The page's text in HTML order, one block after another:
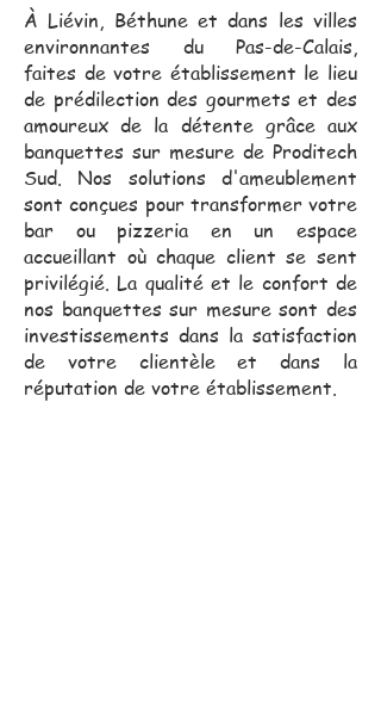
À Liévin, Béthune et dans les villes
environnantes du Pas-de-Calais,
faites de votre établissement le lieu
de prédilection des gourmets et des
amoureux de la détente grâce aux
banquettes sur mesure de Proditech
Sud. Nos solutions d'ameublement
sont conçues pour transformer votre
bar ou pizzeria en un espace
accueillant où chaque client se sent
privilégié. La qualité et le confort de
nos banquettes sur mesure sont des
investissements dans la satisfaction
de votre clientèle et dans la
réputation de votre établissement.